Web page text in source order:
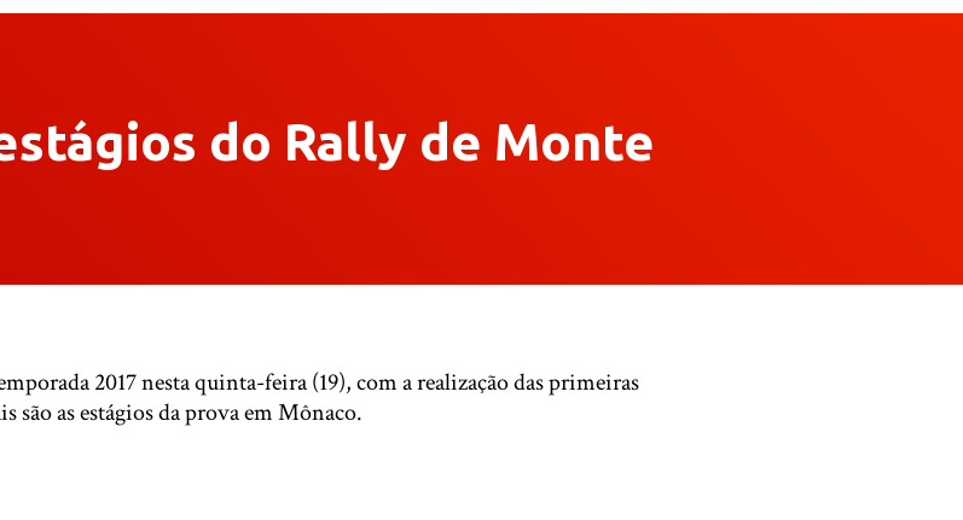
do Rally de Monte
2017 nesta quinta-feira (19), com a realização das primeiras
são as estágios da prova em Mônaco.